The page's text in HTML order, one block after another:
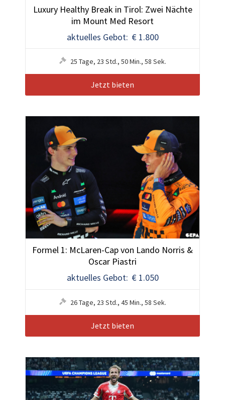
Luxury Healthy Break in Tirol: Zwei Nächte
im Mount Med Resort
aktuelles Gebot: € 1.800
25 Tage, 23 Std., 50Min., 55 Sek.
Jetzt bieten
Formel 1: McLaren-Cap von Lando Norris &
Oscar Piastri
aktuelles Gebot: € 1.050
26Tage, 23 Std., 45 Min., 55 Sek.
Jetzt bieten